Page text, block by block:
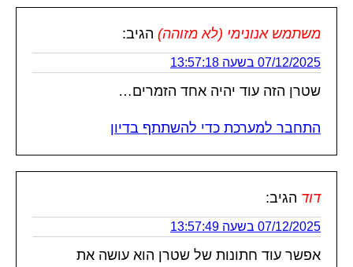
משתמש אנונימי (לא מזוהה) הגיב:
07/12/2025 בשעה 13:57:18
שטרן הזה עוד יהיה אחד הזמרים…
התחבר למערכת כדי להשתתף בדיון
דוד הגיב:
07/12/2025 בשעה 13:57:49
אפשר עוד חתונות של שטרן הוא עושה את